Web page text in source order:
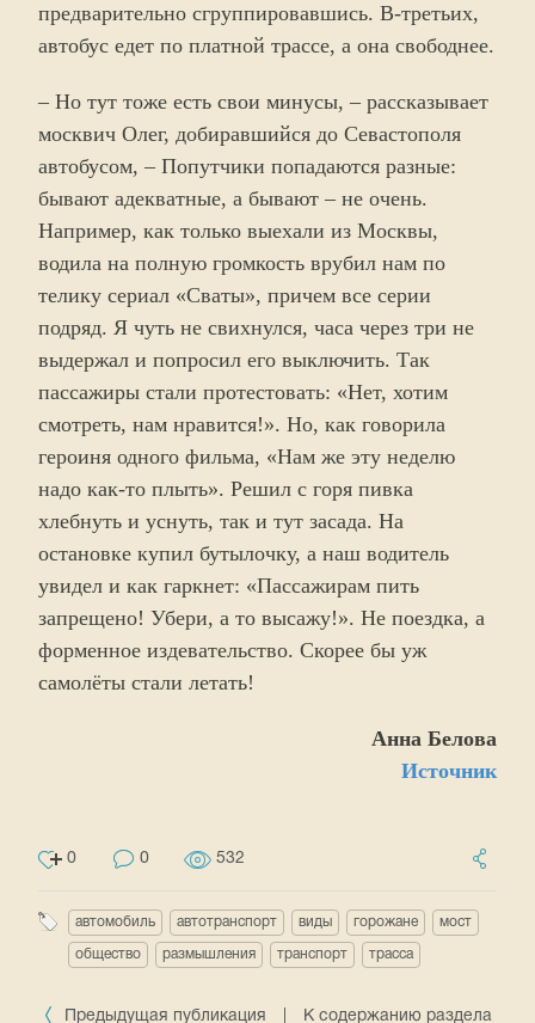
предварительно сгруппировавшись. В-третьих,
автобус едет по платной трассе, а она свободнее.
– Но тут тоже есть свои минусы, – рассказывает
москвич Олег, добиравшийся до Севастополя
автобусом, – Попутчики попадаются разные:
бывают адекватные, а бывают – не очень.
Например, как только выехали из Москвы,
водила на полную громкость врубил нам по
телику сериал «Сваты», причем все серии
подряд. Я чуть не свихнулся, часа через три не
выдержал и попросил его выключить. Так
пассажиры стали протестовать: «Нет, хотим
смотреть, нам нравится!». Но, как говорила
героиня одного фильма, «Нам же эту неделю
надо как-то плыть». Решил с горя пивка
хлебнуть и уснуть, так и тут засада. На
остановке купил бутылочку, а наш водитель
увидел и как гаркнет: «Пассажирам пить
запрещено! Убери, а то высажу!». Не поездка, а
форменное издевательство. Скорее бы уж
самолёты стали летать!
Анна Белова
Источник
0 0 532
автомобиль автотранспорт виды горожане мост
общество размышления транспорт трасса
Предыдущая публикация
К содержанию раздела